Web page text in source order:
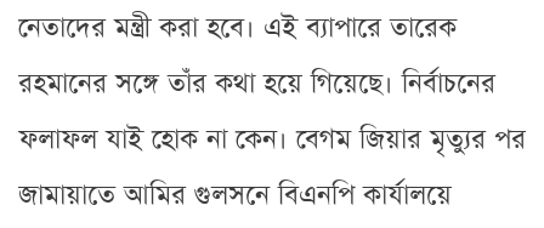
নেতাদের মন্ত্রী করা হবে। এই ব্যাপারে তারেক
রহমানের সঙ্গে তাঁর কথা হয়ে গিয়েছে। নির্বাচনের
ফলাফল যাই হোক না কেন। বেগম জিয়ার মৃত্যুর পর
জামায়াতে আমির গুলসনে বিএনপি কার্যালয়ে